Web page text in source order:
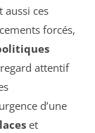
aussi ces
forcés,
attentif
d’une
et